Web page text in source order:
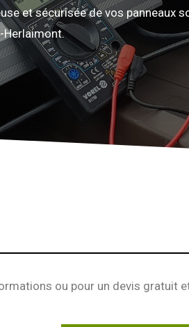
et sécurisée de vos
Herlaimont.
ou pour un devis gratuit